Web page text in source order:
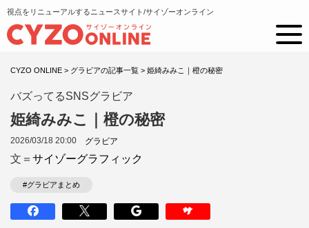
視点をリニューアルするニュースサイト/サイゾーオンライン
CYZO ONLINE > グラビアの記事一覧 > 姫綺みみこ｜橙の秘密
バズってるSNSグラビア
姫綺みみこ｜橙の秘密
2026/03/18 20:00 グラビア
文＝ サイゾーグラフィック
#グラビアまとめ